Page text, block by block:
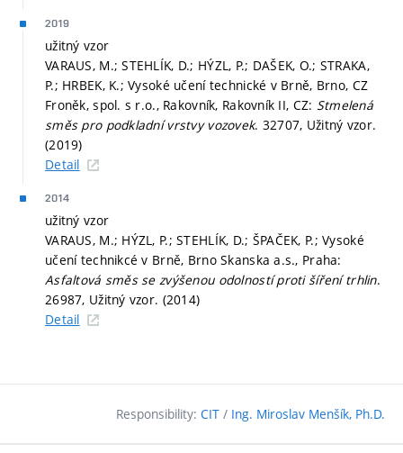
2019
užitný vzor
VARAUS, M.; STEHLÍK, D.; HÝZL, P.; DAŠEK, O.; STRAKA,
P.; HRBEK, K.; Vysoké učení technické v Brně, Brno, CZ
Froněk, spol. s r.o., Rakovník, Rakovník II, CZ: Stmelená
směs pro podkladní vrstvy vozovek. 32707, Užitný vzor.
(2019)
Detail
2014
užitný vzor
VARAUS, M.; HÝZL, P.; STEHLÍK, D.; ŠPAČEK, P.; Vysoké
učení technikcé v Brně, Brno Skanska a.s., Praha:
Asfaltová směs se zvýšenou odolností proti šíření trhlin.
26987, Užitný vzor. (2014)
Detail
Responsibility: CIT / Ing. Miroslav Menšík, Ph.D.